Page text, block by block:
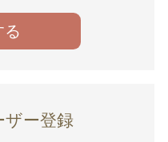
る
ザー登録